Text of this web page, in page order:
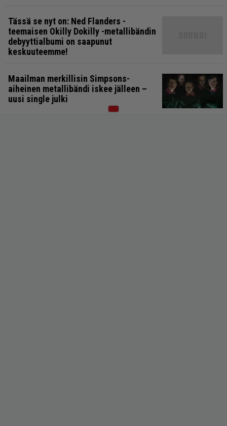
Tässä se nyt on: Ned Flanders -
teemaisen Okilly Dokilly -metallibändin
debyyttialbumi on saapunut
keskuuteemme!
Maailman merkillisin Simpsons-
aiheinen metallibändi iskee jälleen –
uusi single julki